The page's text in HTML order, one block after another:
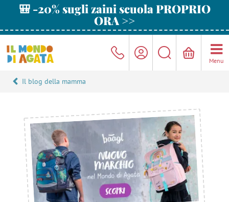
🎒 -20% sugli zaini scuola PROPRIO
ORA >>
Menu
Il blog della mamma